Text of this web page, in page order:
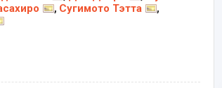
, Сугимото Тэтта ,